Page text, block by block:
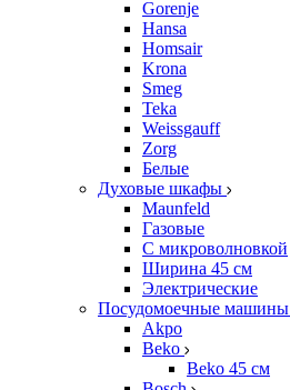
Gorenje
Hansa
Homsair
Krona
Smeg
Teka
Weissgauff
Zorg
Белые
Духовые шкафы
Maunfeld
Газовые
С микроволновкой
Ширина 45 см
Электрические
Посудомоечные машины
Akpo
Beko
Beko 45 см